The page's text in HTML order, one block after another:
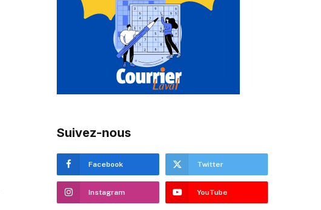
Suivez-nous
Facebook Twitter
Instagram YouTube